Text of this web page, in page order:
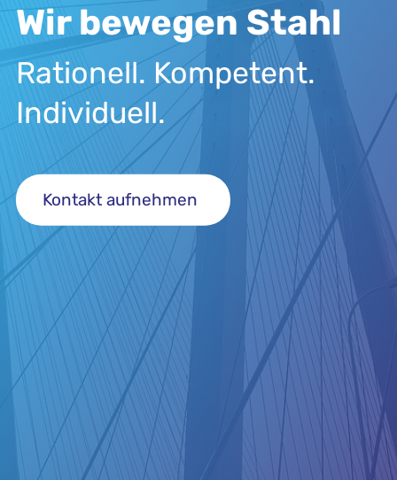
Wir bewegen Stahl
Rationell. Kompetent.
Individuell.
Kontakt aufnehmen